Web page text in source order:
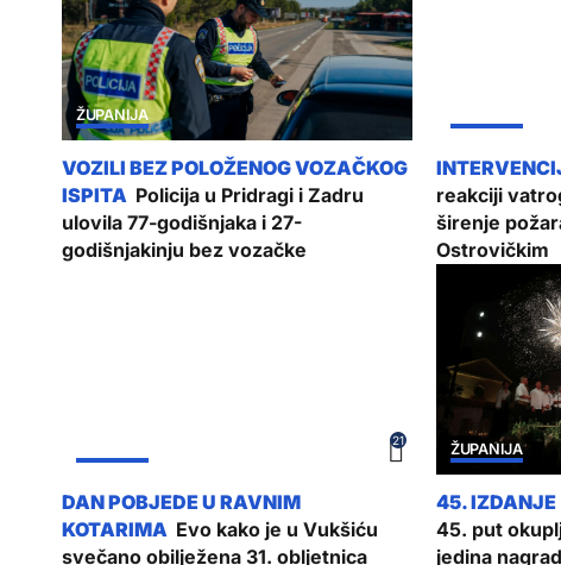
ŽUPANIJA
Policija u Pridragi i Zadru
ulovila 77-godišnjaka i 27-
godišnjakinju bez vozačke
reakciji
širenje
Ostrovičkim
21
Evo kako je u Vukšiću
svečano obilježena 31. obljetnica
ŽUPANIJA
45. put
jedina